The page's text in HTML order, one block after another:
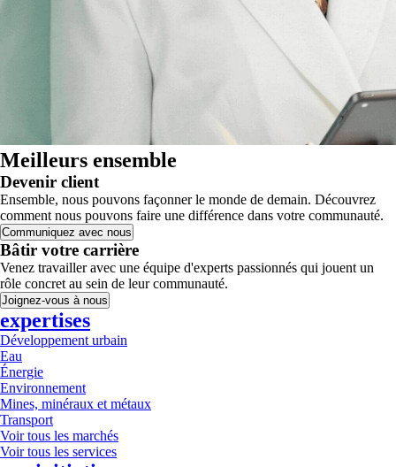
Meilleurs ensemble
Devenir client
Ensemble, nous pouvons façonner le monde de demain. Découvrez
comment nous pouvons faire une différence dans votre communauté.
Communiquez avec nous
Bâtir votre carrière
Venez travailler avec une équipe d'experts passionnés qui jouent un
rôle concret au sein de leur communauté.
Joignez-vous à nous
expertises
Développement urbain
Eau
Énergie
Environnement
Mines, minéraux et métaux
Transport
Voir tous les marchés
Voir tous les services